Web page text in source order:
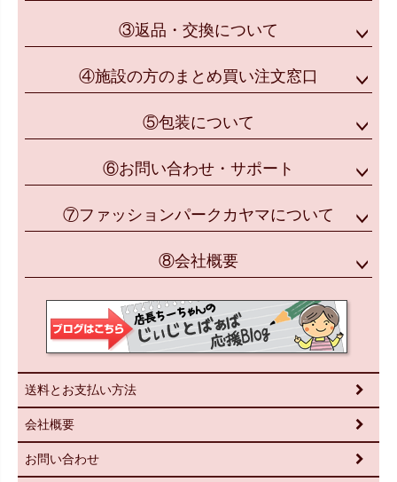
③返品・交換について
④施設の方のまとめ買い注文窓口
⑤包装について
⑥お問い合わせ・サポート
⑦ファッションパークカヤマについて
⑧会社概要
送料とお支払い方法
会社概要
お問い合わせ